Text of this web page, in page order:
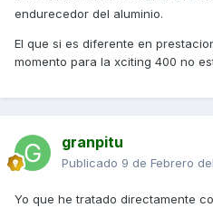
endurecedor del aluminio.
El que si es diferente en
momento para la xciting 400 no
granpitu
Publicado 9 de Febrero
Yo que he tratado directamente